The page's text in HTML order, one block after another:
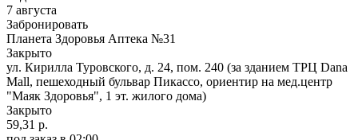
7 августа
Забронировать
Планета Здоровья Аптека №31
Закрыто
ул. Кирилла Туровского, д. 24, пом. 240 (за зданием ТРЦ Dana
Mall, пешеходный бульвар Пикассо, ориентир на мед.центр
"Маяк Здоровья", 1 эт. жилого дома)
Закрыто
59,31 р.